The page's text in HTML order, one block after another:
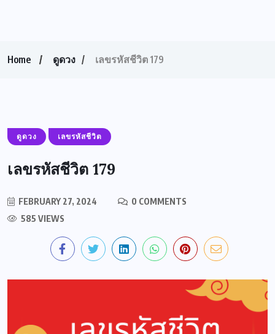
Home ดูดวง เลขรหัสชีวิต 179
ดูดวง เลขรหัสชีวิต
เลขรหัสชีวิต 179
FEBRUARY 27, 2024
0 COMMENTS
585 VIEWS